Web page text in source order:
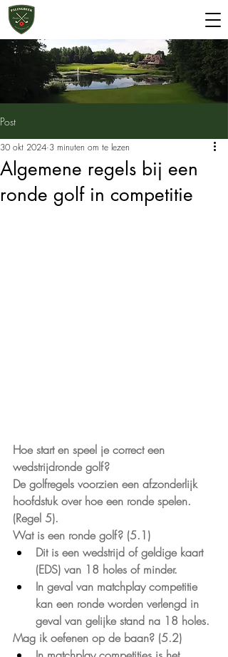
Post
Algemene regels bij een
ronde golf in competitie
30 okt 2024 3 minuten om te lezen
Hoe start en speel je correct een
wedstrijdronde golf?
De golfregels voorzien een afzonderlijk
hoofdstuk over hoe een ronde spelen.
(Regel 5).
Wat is een ronde golf? (5.1)
Dit is een wedstrijd of geldige kaart
(EDS) van 18 holes of minder.
In geval van matchplay competitie
kan een ronde worden verlengd in
geval van gelijke stand na 18 holes.
Mag ik oefenen op de baan? (5.2)